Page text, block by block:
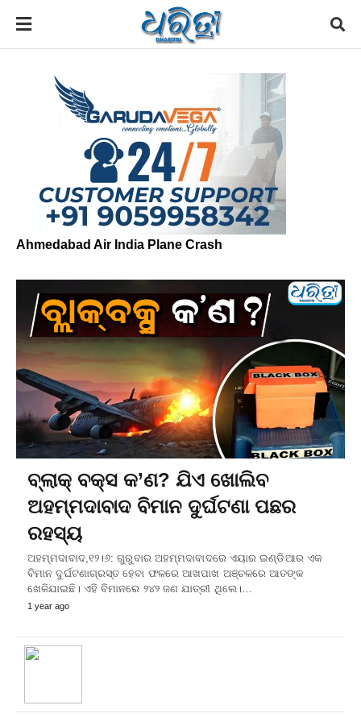
Ahmedabad Air India Plane Crash
ବ୍ଲାକ୍‌ ବକ୍ସ କ’ଣ? ଯିଏ ଖୋଲିବ
ଅହମ୍ମଦାବାଦ ବିମାନ ଦୁର୍ଘଟଣା ପଛର
ରହସ୍ୟ
ଅହମ୍ମଦାବାଦ,୧୨।୬: ଗୁରୁବାର ଅହମ୍ମଦାବାଦରେ ଏୟାର ଇଣ୍ଡିଆର ଏକ
ବିମାନ ଦୁର୍ଘଟଣାଗ୍ରସ୍ତ ହେବା ଫଳରେ ଆଖପାଖ ଅଞ୍ଚଳରେ ଆତଙ୍କ
ଖେଳିଯାଇଛି। ଏହି ବିମାନରେ ୨୪୨ ଜଣ ଯାତ୍ରୀ ଥିଲେ।…
1 year ago